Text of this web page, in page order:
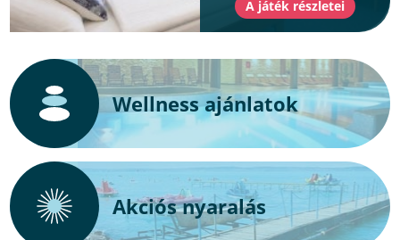
Wellness ajánlatok
Akciós nyaralás